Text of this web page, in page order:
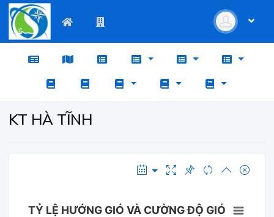
KT HÀ TĨNH
TỶ LỆ HƯỚNG GIÓ VÀ CƯỜNG ĐỘ GIÓ